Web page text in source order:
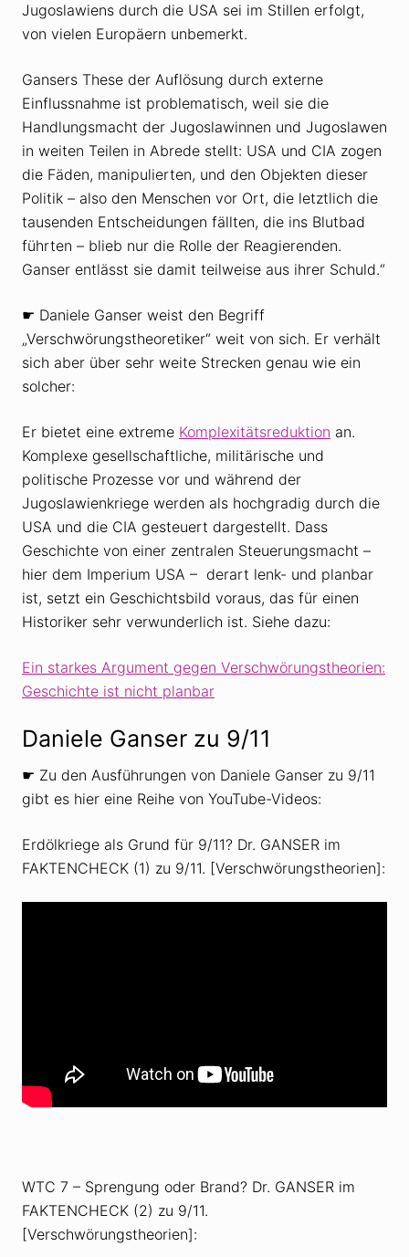
Jugoslawiens durch die USA sei im Stillen erfolgt,
von vielen Europäern unbemerkt.
Gansers These der Auflösung durch externe
Einflussnahme ist problematisch, weil sie die
Handlungsmacht der Jugoslawinnen und Jugoslawen
in weiten Teilen in Abrede stellt: USA und CIA zogen
die Fäden, manipulierten, und den Objekten dieser
Politik – also den Menschen vor Ort, die letztlich die
tausenden Entscheidungen fällten, die ins Blutbad
führten – blieb nur die Rolle der Reagierenden.
Ganser entlässt sie damit teilweise aus ihrer Schuld.“
☛ Daniele Ganser weist den Begriff
„Verschwörungstheoretiker“ weit von sich. Er verhält
sich aber über sehr weite Strecken genau wie ein
solcher:
Er bietet eine extreme Komplexitätsreduktion an.
Komplexe gesellschaftliche, militärische und
politische Prozesse vor und während der
Jugoslawienkriege werden als hochgradig durch die
USA und die CIA gesteuert dargestellt. Dass
Geschichte von einer zentralen Steuerungsmacht –
hier dem Imperium USA – derart lenk- und planbar
ist, setzt ein Geschichtsbild voraus, das für einen
Historiker sehr verwunderlich ist. Siehe dazu:
Ein starkes Argument gegen Verschwörungstheorien:
Geschichte ist nicht planbar
Daniele Ganser zu 9/11
☛ Zu den Ausführungen von Daniele Ganser zu 9/11
gibt es hier eine Reihe von YouTube-Videos:
Erdölkriege als Grund für 9/11? Dr. GANSER im
FAKTENCHECK (1) zu 9/11. [Verschwörungstheorien]:
WTC 7 – Sprengung oder Brand? Dr. GANSER im
FAKTENCHECK (2) zu 9/11.
[Verschwörungstheorien]: